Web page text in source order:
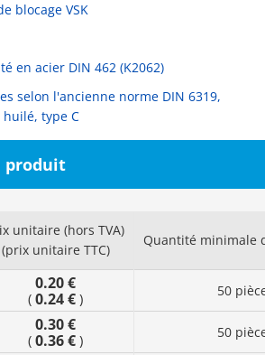
blocage VSK
en acier DIN 462 (K2062)
selon l'ancienne norme DIN 6319,
type C
produit
unitaire (hors TVA)
(prix unitaire TTC)
Quantité minimale
0.20 €
( 0.24 € ) 50
0.30 €
( 0.36 € ) 50